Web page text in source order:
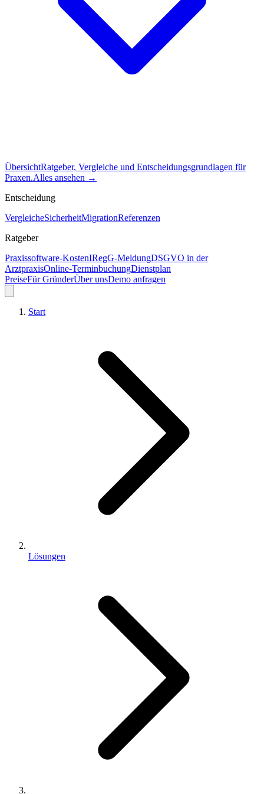
ÜbersichtRatgeber, Vergleiche und Entscheidungsgrundlagen für
Praxen.Alles ansehen →
Entscheidung
VergleicheSicherheitMigrationReferenzen
Ratgeber
Praxissoftware-KostenIRegG-MeldungDSGVO in der
ArztpraxisOnline-TerminbuchungDienstplan
PreiseFür GründerÜber unsDemo anfragen
Start
Lösungen